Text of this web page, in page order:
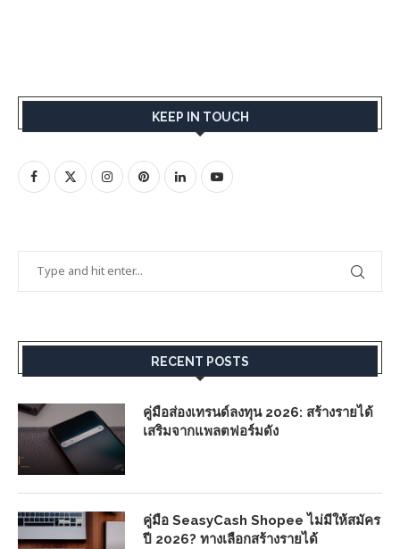
KEEP IN TOUCH
RECENT POSTS
คู่มือส่องเทรนด์ลงทุน 2026: สร้างรายได้
เสริมจากแพลตฟอร์มดัง
คู่มือ SeasyCash Shopee ไม่มีให้สมัคร
ปี 2026? ทางเลือกสร้างรายได้